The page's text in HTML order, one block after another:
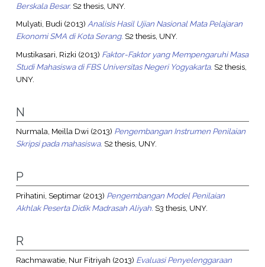
Berskala Besar. S2 thesis, UNY.
Mulyati, Budi (2013) Analisis Hasil Ujian Nasional Mata Pelajaran
Ekonomi SMA di Kota Serang. S2 thesis, UNY.
Mustikasari, Rizki (2013) Faktor-Faktor yang Mempengaruhi Masa
Studi Mahasiswa di FBS Universitas Negeri Yogyakarta. S2 thesis,
UNY.
N
Nurmala, Meilla Dwi (2013) Pengembangan Instrumen Penilaian
Skripsi pada mahasiswa. S2 thesis, UNY.
P
Prihatini, Septimar(2013) Pengembangan Model Penilaian
Akhlak Peserta Didik Madrasah Aliyah. S3 thesis, UNY.
R
Rachmawatie, Nur Fitriyah (2013) Evaluasi Penyelenggaraan